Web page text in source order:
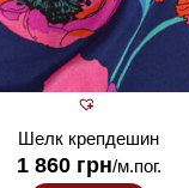
Шелк крепдешин
1 860 грн/м.пог.